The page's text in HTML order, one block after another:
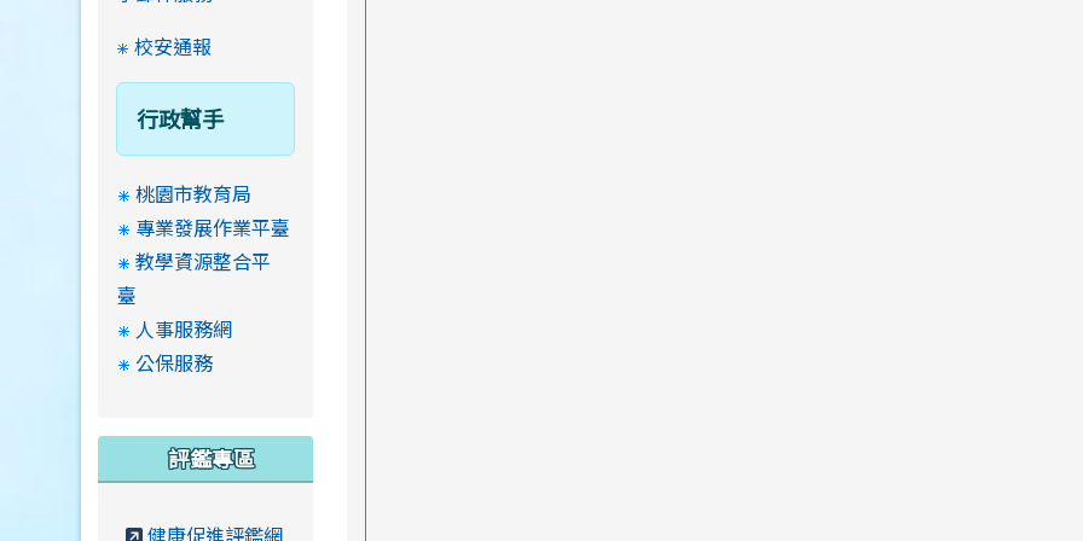
校安通報
行政幫手
桃園市教育局
專業發展作業平臺
教學資源整合平
臺
人事服務網
公保服務
評鑑專區
健康促進評鑑網